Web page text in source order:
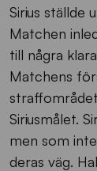
Sirius ställde
Matchen
till några
Matchens
Siriusmålet.
men som
deras väg.